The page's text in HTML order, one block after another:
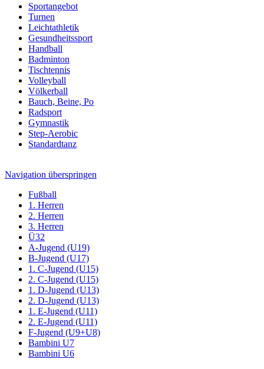
Sportangebot
Turnen
Leichtathletik
Gesundheitssport
Handball
Badminton
Tischtennis
Volleyball
Völkerball
Bauch, Beine, Po
Radsport
Gymnastik
Step-Aerobic
Standardtanz
Navigation überspringen
Fußball
1. Herren
2. Herren
3. Herren
Ü32
A-Jugend (U19)
B-Jugend (U17)
1. C-Jugend (U15)
2. C-Jugend (U15)
1. D-Jugend (U13)
2. D-Jugend (U13)
1. E-Jugend (U11)
2. E-Jugend (U11)
F-Jugend (U9+U8)
Bambini U7
Bambini U6